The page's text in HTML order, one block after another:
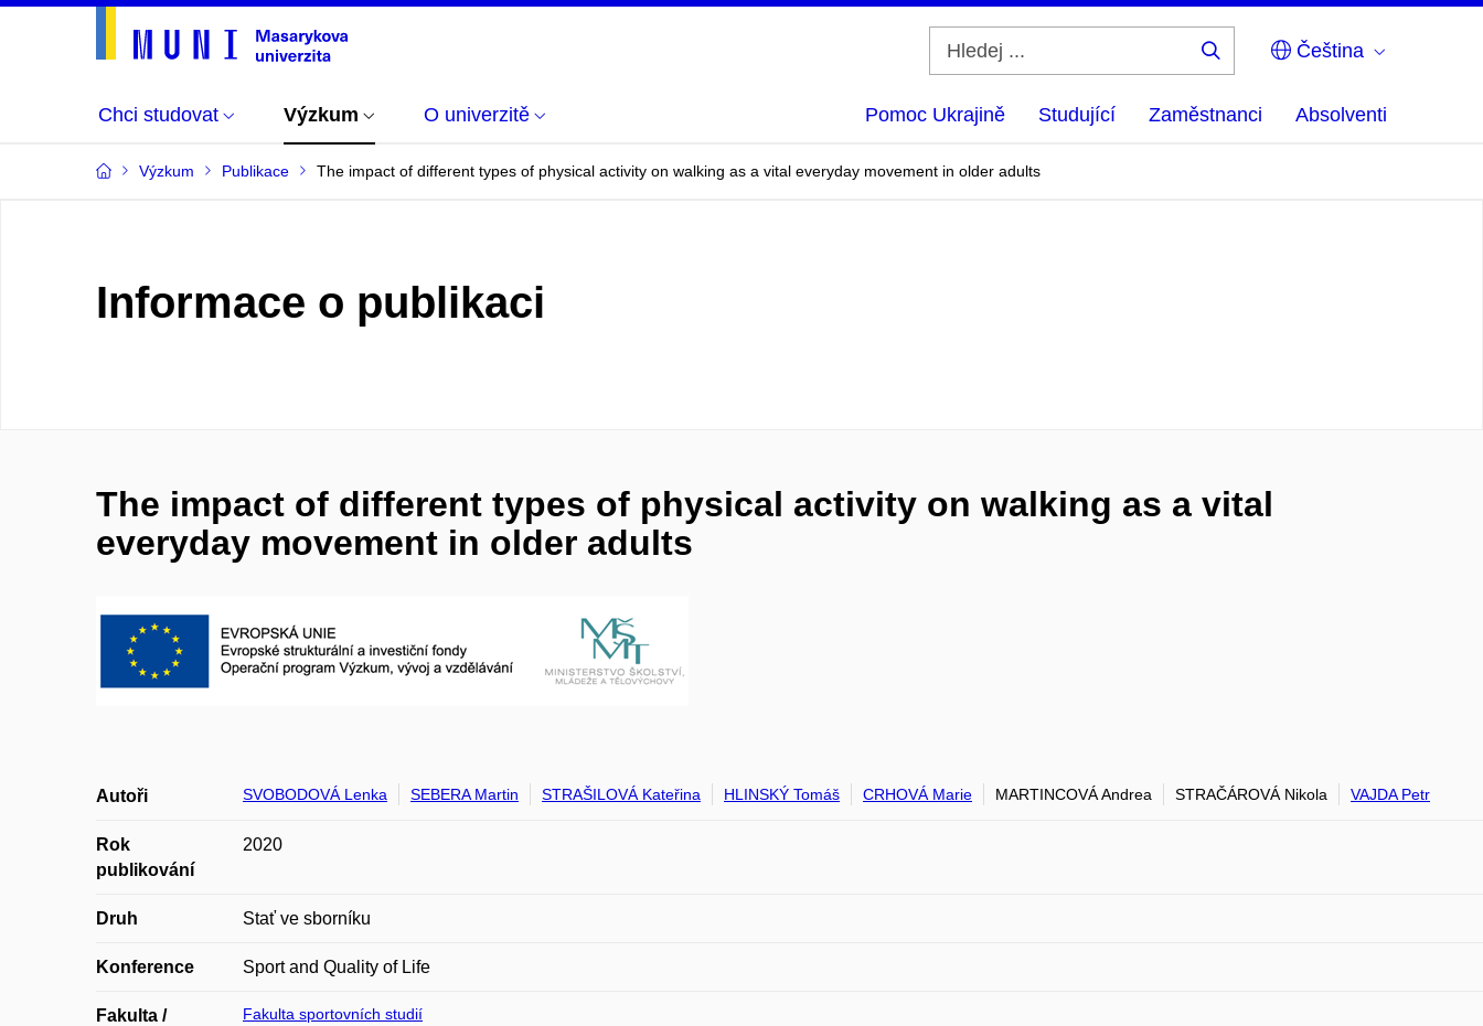
Čeština
Chci studovat Výzkum O univerzitě Pomoc Ukrajině Studující Zaměstnanci Absolventi
Výzkum Publikace The impact of different types of physical activity on walking as a vital everyday movement in older adults
Informace o publikaci
The impact of different types of physical activity on walking as a vital
everyday movement in older adults
Autoři SVOBODOVÁ Lenka SEBERA Martin STRAŠILOVÁ Kateřina HLINSKÝ Tomáš CRHOVÁ Marie MARTINCOVÁ Andrea STRAČÁROVÁ Nikola VAJDA Petr
Rok
publikování
2020
Druh Stať ve sborníku
Konference Sport and Quality of Life
Fakulta /
Fakulta sportovních studií